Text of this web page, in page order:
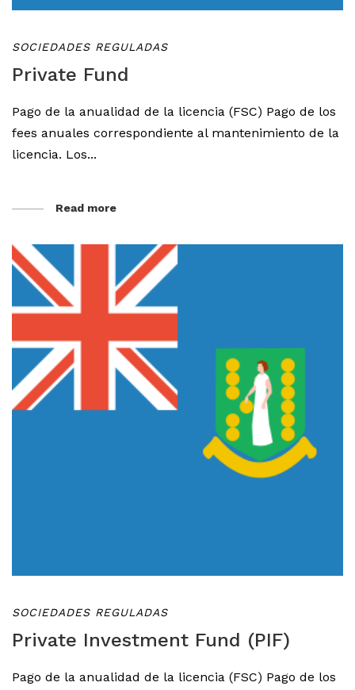
SOCIEDADES REGULADAS
Private Fund
Pago de la anualidad de la licencia (FSC) Pago de los
fees anuales correspondiente al mantenimiento de la
licencia. Los...
Read more
SOCIEDADES REGULADAS
Private Investment Fund (PIF)
Pago de la anualidad de la licencia (FSC) Pago de los